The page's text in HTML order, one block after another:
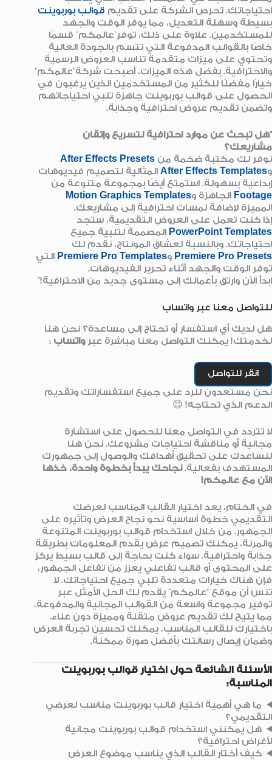
احتياجاتك. تحرص الشركة على تقديم قوالب بوربوينت
بسيطة وسهلة التعديل، مما يوفر الوقت والجهد
للمستخدمين. علاوة على ذلك، توفر”عالمكم” قسمًا
خاصًا بالقوالب المدفوعة التي تتسم بالجودة العالية
وتحتوي على ميزات متقدمة تناسب العروض الرسمية
والاحترافية. بفضل هذه الميزات، أصبحت شركة”عالمكم”
خيارًا مفضلًا للكثير من المستخدمين الذين يرغبون في
الحصول على قوالب بوربوينت جاهزة تلبي احتياجاتهم
وتضمن تقديم عروض احترافية وجذابة.
“هل تبحث عن موارد احترافية لتسريع وإتقان
مشاريعك؟
نوفر لك مكتبة ضخمة من After Effects Presets
وAfter Effects Templates المثالية لتصميم فيديوهات
إبداعية بسهولة. استمتع أيضًا بمجموعة متنوعة من
Footage الجاهزة وMotion Graphics Templates
المميزة لإضافة لمسات احترافية إلى مشاريعك.
إذا كنت تعمل على العروض التقديمية، ستجد
PowerPoint Templates المصممة لتلبية جميع
احتياجاتك. وبالنسبة لعشاق المونتاج، نقدم لك
Premiere Pro Presets وPremiere Pro Templates التي
توفر الوقت والجهد أثناء تحرير الفيديوهات.
ابدأ الآن وارتقِ بأعمالك إلى مستوى جديد من الاحترافية!”
للتواصل معنا عبر واتساب
هل لديك أي استفسار أو تحتاج إلى مساعدة؟ نحن هنا
لخدمتك! يمكنك التواصل معنا مباشرة عبرواتساب :
انقر للتواصل
نحن مستعدون للرد على جميع استفساراتك وتقديم
الدعم الذي تحتاجه! 😊
لا تتردد في التواصل معنا للحصول على استشارة
مجانية أو مناقشة احتياجات مشروعك. نحن هنا
لنساعدك على تحقيق أهدافك والوصول إلى جمهورك
المستهدف بفعالية.نجاحك يبدأ بخطوة واحدة، خذها
الآن مع عالمكم!
في الختام، يعد اختيار القالب المناسب لعرضك
التقديمي خطوة أساسية نحو نجاح العرض وتأثيره على
الجمهور. من خلال استخدام قوالب بوربوينت المتنوعة
والمرنة، يمكنك تصميم عرض يقدم المعلومات بطريقة
جذابة واحترافية. سواء كنت بحاجة إلى قالب بسيط يركز
على المحتوى أو قالب تفاعلي يعزز من تفاعل الجمهور،
فإن هناك خيارات متعددة تلبي جميع احتياجاتك. لا
تنسَ أن موقع “عالمكم” يقدم لك الحل الأمثل عبر
توفير مجموعة واسعة من القوالب المجانية والمدفوعة،
مما يتيح لك تقديم عروض متقنة ومميزة دون عناء.
باختيارك للقالب المناسب، يمكنك تحسين تجربة العرض
وضمان إيصال رسالتك بأفضل صورة ممكنة.
الأسئلة الشائعة حول اختيار قوالب بوربوينت
المناسبة:
ما هي أهمية اختيار قالب بوربوينت مناسب لعرضي
التقديمي؟
هل يمكنني استخدام قوالب بوربوينت مجانية
لأغراض احترافية؟
كيف أختار القالب الذي يناسب موضوع العرض